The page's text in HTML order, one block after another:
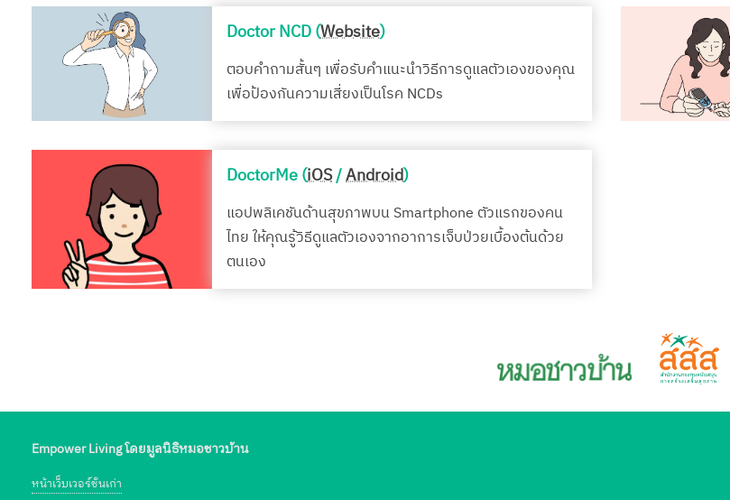
Doctor NCD (Website)
ตอบคำถามสั้นๆ เพื่อรับคำแนะนำวิธีการดูแลตัวเองของคุณ
เพื่อป้องกันความเสี่ยงเป็นโรค NCDs
DoctorMe (iOS/Android)
แอปพลิเคชันด้านสุขภาพบน Smartphone ตัวแรกของคน
ไทย ให้คุณรู้วิธีดูแลตัวเองจากอาการเจ็บป่วยเบื้องต้นด้วย
ตนเอง
Empower Living โดยมูลนิธิหมอชาวบ้าน
หน้าเว็บเวอร์ชั่นเก่า